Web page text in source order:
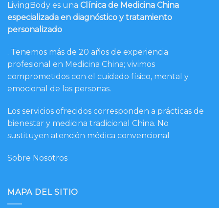
LivingBody es una Clínica de Medicina China
especializada en diagnóstico y tratamiento
personalizado
. Tenemos más de 20 años de experiencia
profesional en Medicina China; vivimos
comprometidos con el cuidado físico, mental y
emocional de las personas.
Los servicios ofrecidos corresponden a prácticas de
bienestar y medicina tradicional China. No
sustituyen atención médica convencional
Sobre Nosotros
MAPA DEL SITIO